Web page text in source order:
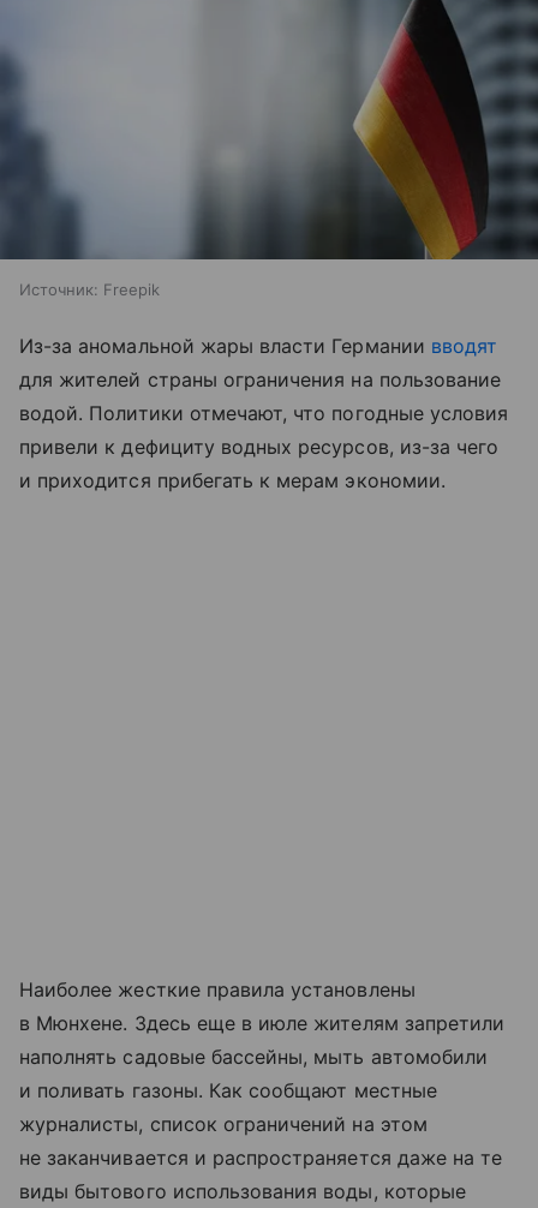
Источник: Freepik
Из-за аномальной жары власти Германии вводят
для жителей страны ограничения на пользование
водой. Политики отмечают, что погодные условия
привели к дефициту водных ресурсов, из-за чего
и приходится прибегать к мерам экономии.
Наиболее жесткие правила установлены
в Мюнхене. Здесь еще в июле жителям запретили
наполнять садовые бассейны, мыть автомобили
и поливать газоны. Как сообщают местные
журналисты, список ограничений на этом
не заканчивается и распространяется даже на те
виды бытового использования воды, которые